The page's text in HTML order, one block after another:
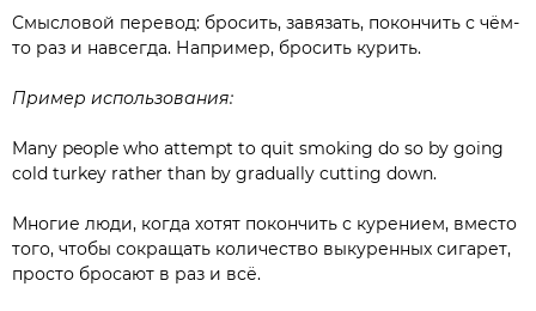
Смысловой перевод: бросить, завязать, покончить с чём-
то раз и навсегда. Например, бросить курить.
Пример использования:
Many people who attempt to quit smoking do so by going
cold turkey rather than by gradually cutting down.
Многие люди, когда хотят покончить с курением, вместо
того, чтобы сокращать количество выкуренных сигарет,
просто бросают в раз и всё.